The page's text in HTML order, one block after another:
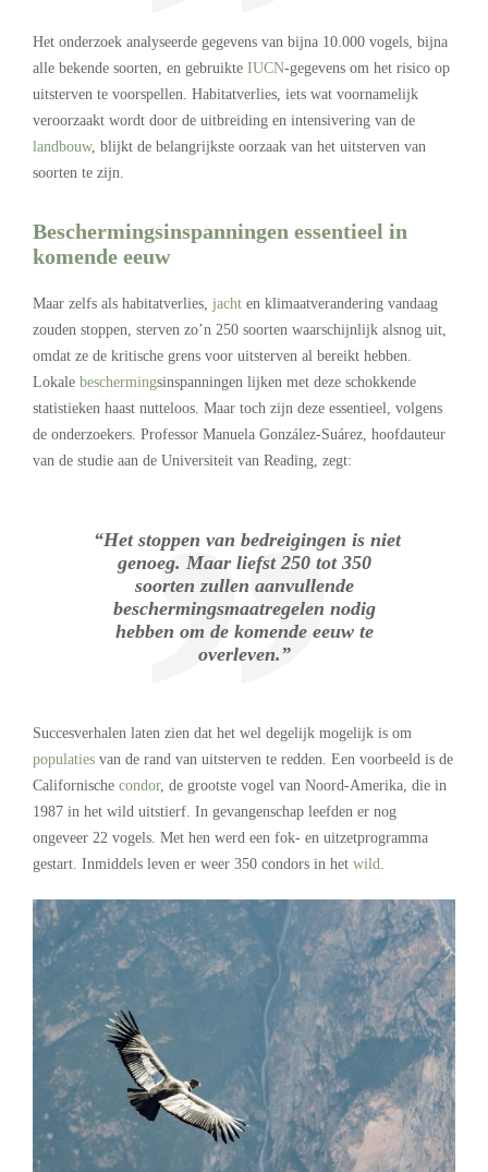
Het onderzoek analyseerde gegevens van bijna 10.000 vogels, bijna
alle bekende soorten, en gebruikte IUCN-gegevens om het risico op
uitsterven te voorspellen. Habitatverlies, iets wat voornamelijk
veroorzaakt wordt door de uitbreiding en intensivering van de
landbouw, blijkt de belangrijkste oorzaak van het uitsterven van
soorten te zijn.
Beschermingsinspanningen essentieel in
komende eeuw
Maar zelfs als habitatverlies, jacht en klimaatverandering vandaag
zouden stoppen, sterven zo’n 250 soorten waarschijnlijk alsnog uit,
omdat ze de kritische grens voor uitsterven al bereikt hebben.
Lokale beschermingsinspanningen lijken met deze schokkende
statistieken haast nutteloos. Maar toch zijn deze essentieel, volgens
de onderzoekers. Professor Manuela González-Suárez, hoofdauteur
van de studie aan de Universiteit van Reading, zegt:
“Het stoppen van bedreigingen is niet
genoeg. Maar liefst 250 tot 350
soorten zullen aanvullende
beschermingsmaatregelen nodig
hebben om de komende eeuw te
overleven.”
Succesverhalen laten zien dat het wel degelijk mogelijk is om
populaties van de rand van uitsterven te redden. Een voorbeeld is de
Californische condor, de grootste vogel van Noord-Amerika, die in
1987 in het wild uitstierf. In gevangenschap leefden er nog
ongeveer 22 vogels. Met hen werd een fok- en uitzetprogramma
gestart. Inmiddels leven er weer 350 condors in het wild.